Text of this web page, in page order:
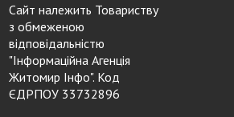
Сайт належить Товариству
з обмеженою
відповідальністю
"Інформаційна Агенція
Житомир Інфо". Код
ЄДРПОУ 33732896